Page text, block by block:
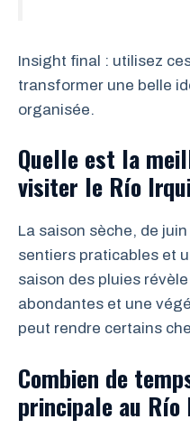
Insight final : utilisez
transformer une belle
organisée.
Quelle est la
visiter le Río
La saison sèche, de
sentiers praticables et
saison des pluies
abondantes et une
peut rendre certains
Combien de
principale au Río